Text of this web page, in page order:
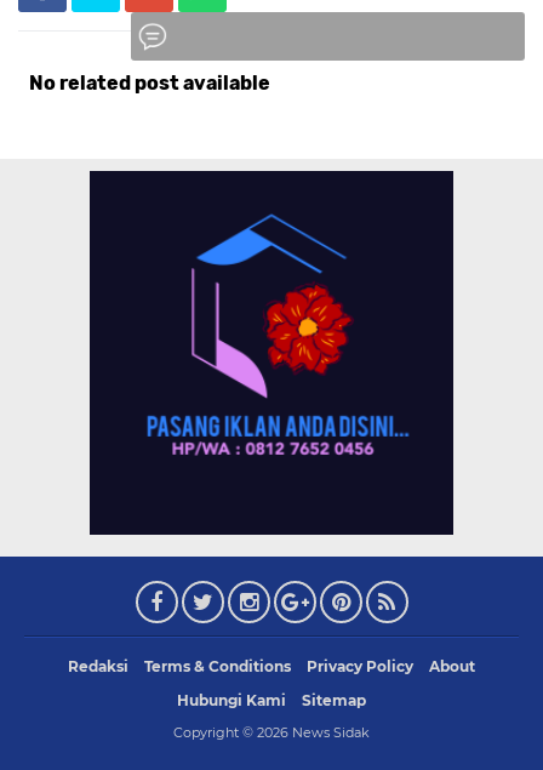
No related post available
Redaksi Terms & Conditions Privacy Policy
About
Hubungi Kami
Sitemap
Copyright © 2026 News Sidak